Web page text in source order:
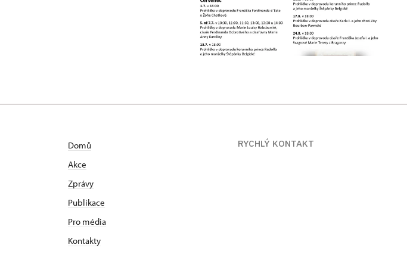
Domů
Akce
Zprávy
Publikace
Pro média
Kontakty
RYCHLÝ KONTAKT